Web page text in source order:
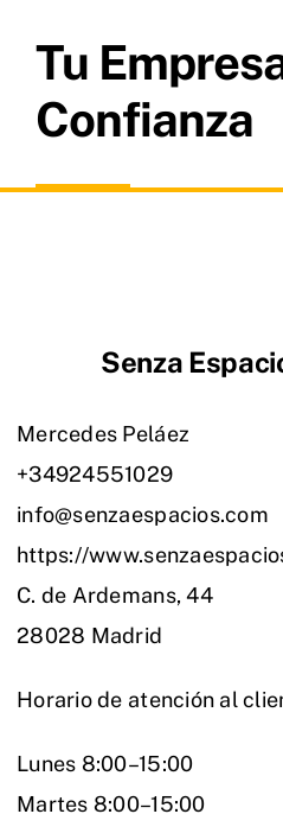
Tu
Confianza
Senza
Mercedes Peláez
+34924551029
info@senzaespacios.com
https://
C. de Ardemans, 44
28028 Madrid
Horario de atención al
Lunes 8:00–15:00
Martes 8:00–15:00